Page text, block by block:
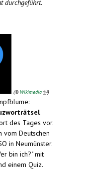
durchgeführt.
(© Wikimedia )
des Tages vor.
vom Deutschen
in Neumünster.
bin ich?" mit
einem Quiz.